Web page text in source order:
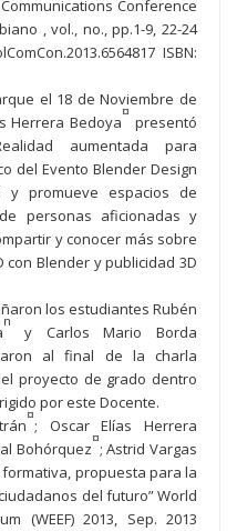
Conference
, vol., no., pp.1-9, 22-24
ISBN:
el 18 de Noviembre de
Herrera Bedoya
¤
presentó
aumentada para
del Evento Blender Design
y promueve espacios de
personas aficionadas y
y conocer más sobre
con Blender y publicidad 3D
los estudiantes Rubén
n
y Carlos Mario Borda
al final de la charla
proyecto de grado dentro
por este Docente.
¤
; Oscar Elías Herrera
Bohórquez
¤
; Astrid Vargas
formativa, propuesta para la
del futuro” World
(WEEF) 2013, Sep. 2013